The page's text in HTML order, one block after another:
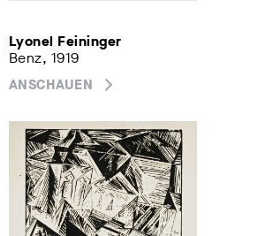
Lyonel Feininger
Benz, 1919
ANSCHAUEN